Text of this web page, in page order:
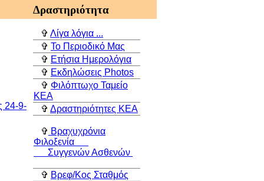
Δραστηριότητα
✞ Λίγα λόγια ...
✞ Το Περιοδικό Μας
✞ Ετήσια Ημερολόγια
✞ Εκδηλώσεις Photos
✞ Φιλόπτωχο Ταμείο
ΚEA
✞ Δραστηριότητες ΚEA
✞ Βραχυχρόνια
Φιλοξενία
Συγγενών Ασθενών
✞ Βρεφ/Κος Σταθμός